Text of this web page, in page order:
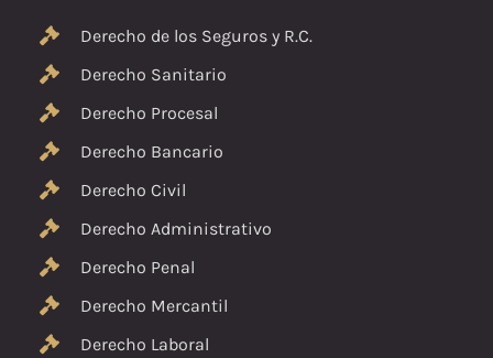
Derecho de los Seguros y R.C.
Derecho Sanitario
Derecho Procesal
Derecho Bancario
Derecho Civil
Derecho Administrativo
Derecho Penal
Derecho Mercantil
Derecho Laboral